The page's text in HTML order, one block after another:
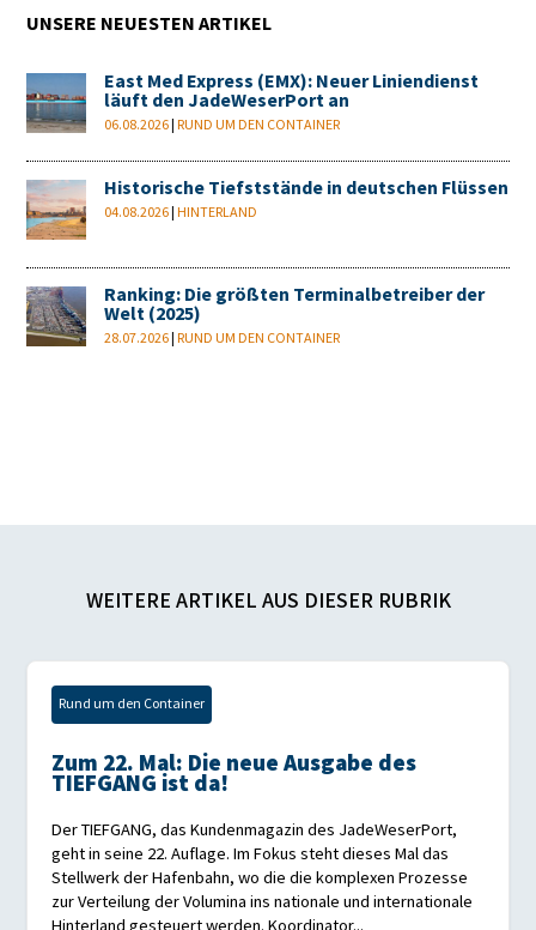
UNSERE NEUESTEN ARTIKEL
East Med Express (EMX): Neuer Liniendienst
läuft den JadeWeserPort an
06.08.2026 |RUND UM DEN CONTAINER
Historische Tiefststände in deutschen Flüssen
04.08.2026 |HINTERLAND
Ranking: Die größten Terminalbetreiber der
Welt (2025)
28.07.2026 |RUND UM DEN CONTAINER
WEITERE ARTIKEL AUS DIESER RUBRIK
Rund um den Container
Zum 22. Mal: Die neue Ausgabe des
TIEFGANG ist da!
Der TIEFGANG, das Kundenmagazin des JadeWeserPort,
geht in seine 22. Auflage. Im Fokus steht dieses Mal das
Stellwerk der Hafenbahn, wo die die komplexen Prozesse
zur Verteilung der Volumina ins nationale und internationale